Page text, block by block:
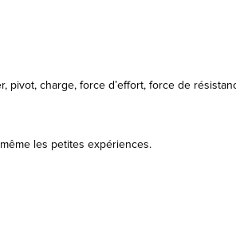
pivot, charge, force d’effort, force de
les petites expériences.